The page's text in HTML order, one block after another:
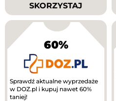
SKORZYSTAJ
60%
Sprawdź aktualne wyprzedaże
w DOZ.pl i kupuj nawet 60%
taniej!